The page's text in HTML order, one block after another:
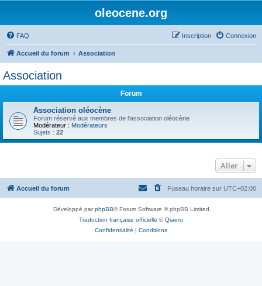
oleocene.org
FAQ Connexion
Inscription
Accueil du forum Association
Association
Forum
Association oléocène
Forum réservé aux membres de l'association oléocène
Modérateur : Modérateurs
Sujets : 22
Aller
Accueil du forum Fuseau horaire sur UTC+02:00
Développé parphpBB® Forum Software © phpBB Limited
Traduction française officielle ©Qiaeru
Confidentialité | Conditions